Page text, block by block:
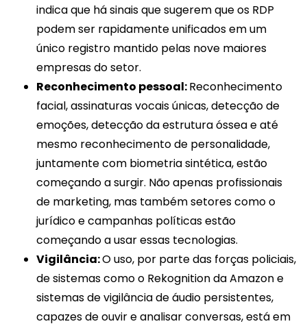
indica que há sinais que sugerem que os RDP
podem ser rapidamente unificados em um
único registro mantido pelas nove maiores
empresas do setor.
Reconhecimento pessoal:Reconhecimento
facial, assinaturas vocais únicas, detecção de
emoções, detecção da estrutura óssea e até
mesmo reconhecimento de personalidade,
juntamente com biometria sintética, estão
começando a surgir. Não apenas profissionais
de marketing, mas também setores como o
jurídico e campanhas políticas estão
começando a usar essas tecnologias.
Vigilância:O uso, por parte das forças policiais,
de sistemas como o Rekognition da Amazon e
sistemas de vigilância de áudio persistentes,
capazes de ouvir e analisar conversas, está em